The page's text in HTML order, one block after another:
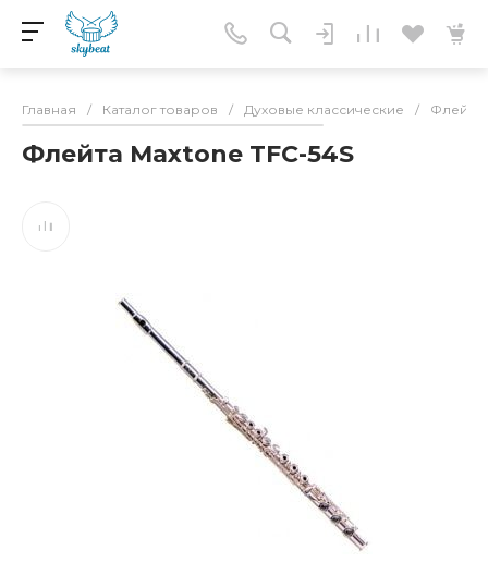
Главная / Каталог товаров / Духовые классические / Флейты
Флейта Maxtone TFC-54S